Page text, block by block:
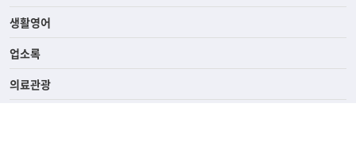
생활영어
업소록
의료관광